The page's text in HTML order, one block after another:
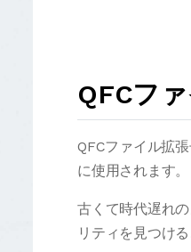
QFCフ
QFCファイル拡
に使用されます。
古くて時代遅れ
リティを見つけ